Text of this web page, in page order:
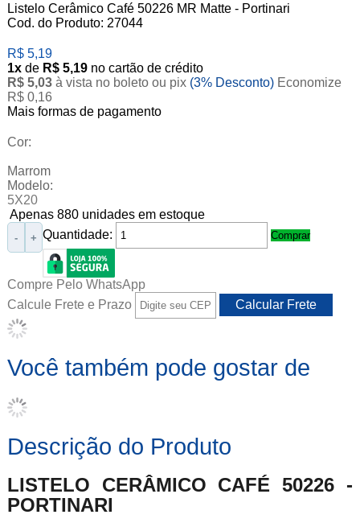
Listelo Cerâmico Café 50226 MR Matte - Portinari
Cod. do Produto: 27044
R$ 5,19
1xde R$ 5,19 no cartão de crédito
R$ 5,03 à vista no boleto ou pix (3% Desconto) Economize
R$ 0,16
Mais formas de pagamento
Cor:
Marrom
Modelo:
5X20
Apenas 880 unidades em estoque
Quantidade:
- + Comprar
Compre Pelo WhatsApp
Calcule Frete e Prazo
Você também pode gostar de
Descrição do Produto
LISTELO CERÂMICO CAFÉ 50226 -
PORTINARI